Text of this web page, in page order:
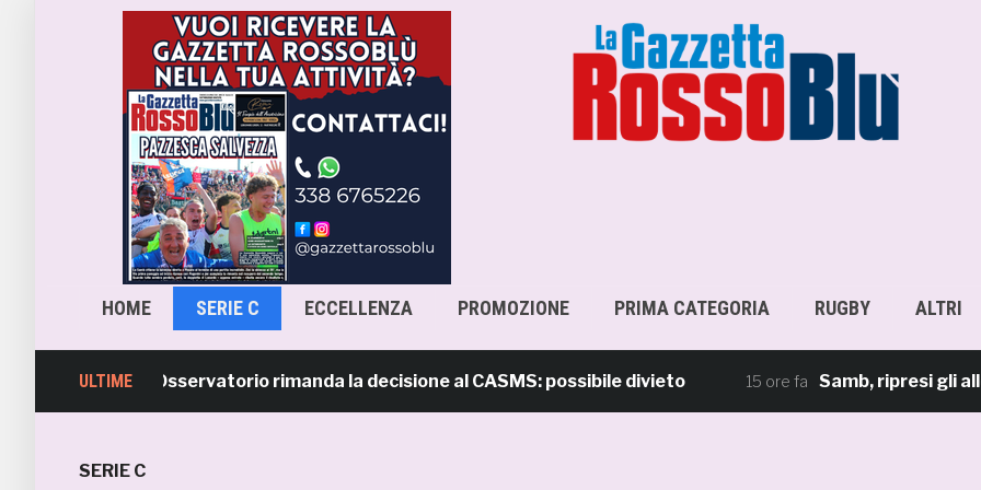
HOME SERIE C ECCELLENZA PROMOZIONE PRIMA CATEGORIA RUGBY ALTRI
ULTIME
Samb, l’Osservatorio rimanda la decisione al CASMS: possibile divieto 15 ore fa Samb, ripresi gli
SERIE C